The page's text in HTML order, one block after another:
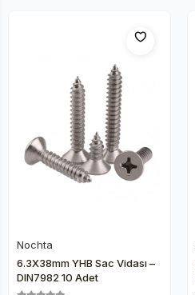
Nochta
6.3X38mm YHB Sac Vidası –
DIN7982 10 Adet